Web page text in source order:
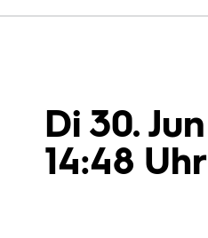
Di 30. Jun
14:48 Uhr